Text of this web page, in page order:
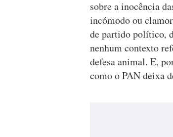
sobre a inocência
incómodo ou
de partido político,
nenhum contexto
defesa animal. E,
como o PAN deixa